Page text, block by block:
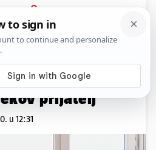
PRIJAVA
Lifestyle Komentari
nego i
prijatelj
u 12:31